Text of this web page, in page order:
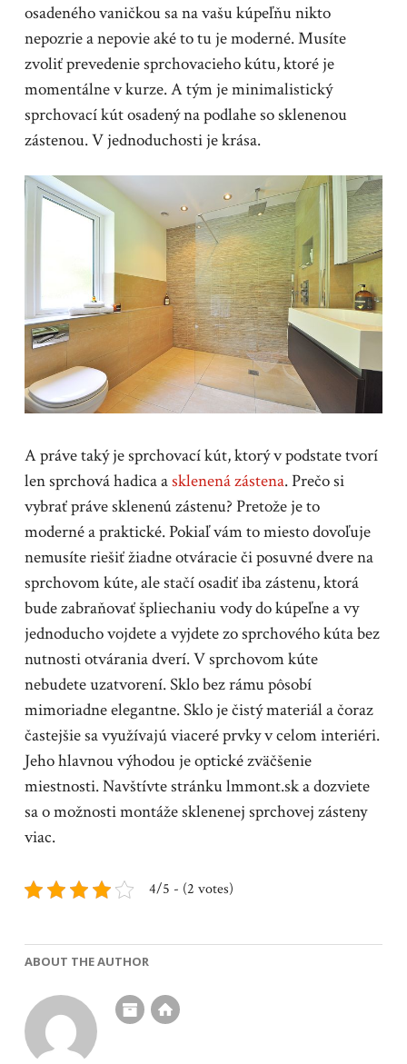
osadeného vaničkou sa na vašu kúpeľňu nikto
nepozrie a nepovie aké to tu je moderné. Musíte
zvoliť prevedenie sprchovacieho kútu, ktoré je
momentálne v kurze. A tým je minimalistický
sprchovací kút osadený na podlahe so sklenenou
zástenou. V jednoduchosti je krása.
A práve taký je sprchovací kút, ktorý v podstate tvorí
len sprchová hadica asklenená zástena. Prečo si
vybrať práve sklenenú zástenu? Pretože je to
moderné a praktické. Pokiaľ vám to miesto dovoľuje
nemusíte riešiť žiadne otváracie či posuvné dvere na
sprchovom kúte, ale stačí osadiť iba zástenu, ktorá
bude zabraňovať špliechaniu vody do kúpeľne a vy
jednoducho vojdete a vyjdete zo sprchového kúta bez
nutnosti otvárania dverí. V sprchovom kúte
nebudete uzatvorení. Sklo bez rámu pôsobí
mimoriadne elegantne. Sklo je čistý materiál a čoraz
častejšie sa využívajú viaceré prvky v celom interiéri.
Jeho hlavnou výhodou je optické zväčšenie
miestnosti. Navštívte stránku lmmont.sk a dozviete
sa o možnosti montáže sklenenej sprchovej zásteny
viac.
4/5 - (2 votes)
ABOUT THE AUTHOR